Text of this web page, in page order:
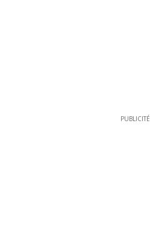
PUBLICITÉ